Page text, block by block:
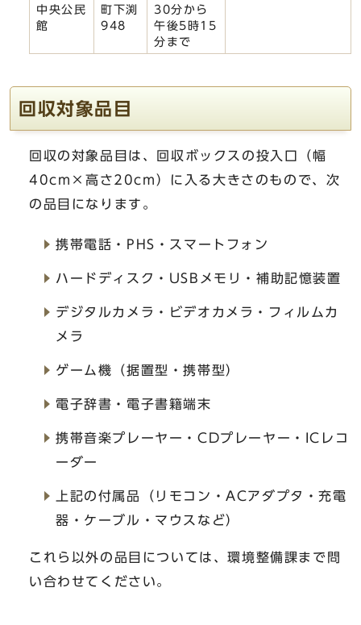
中央公民
館
町下渕
948
30分から
午後5時15
分まで
回収対象品目
回収の対象品目は、回収ボックスの投入口（幅
40cm×高さ20cm）に入る大きさのもので、次
の品目になります。
携帯電話・PHS・スマートフォン
ハードディスク・USBメモリ・補助記憶装置
デジタルカメラ・ビデオカメラ・フィルムカ
メラ
ゲーム機（据置型・携帯型）
電子辞書・電子書籍端末
携帯音楽プレーヤー・CDプレーヤー・ICレコ
ーダー
上記の付属品（リモコン・ACアダプタ・充電
器・ケーブル・マウスなど）
これら以外の品目については、環境整備課まで問
い合わせてください。